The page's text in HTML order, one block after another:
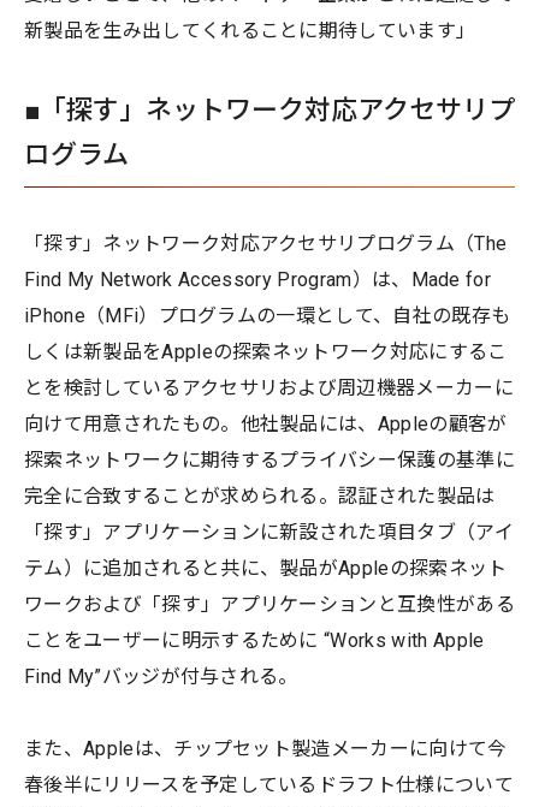
新製品を生み出してくれることに期待しています」
■「探す」ネットワーク対応アクセサリプ
ログラム
「探す」ネットワーク対応アクセサリプログラム（The
Find My Network Accessory Program）は、Made for
iPhone（MFi）プログラムの一環として、自社の既存も
しくは新製品をAppleの探索ネットワーク対応にするこ
とを検討しているアクセサリおよび周辺機器メーカーに
向けて用意されたもの。他社製品には、Appleの顧客が
探索ネットワークに期待するプライバシー保護の基準に
完全に合致することが求められる。認証された製品は
「探す」アプリケーションに新設された項目タブ（アイ
テム）に追加されると共に、製品がAppleの探索ネット
ワークおよび「探す」アプリケーションと互換性がある
ことをユーザーに明示するために “Works with Apple
Find My”バッジが付与される。
また、Appleは、チップセット製造メーカーに向けて今
春後半にリリースを予定しているドラフト仕様について